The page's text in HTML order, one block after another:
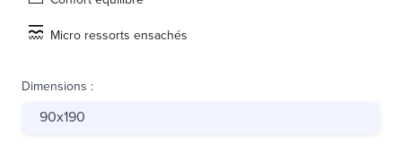
Micro ressorts ensachés
Dimensions :
90x190